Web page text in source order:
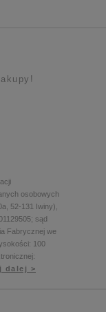
osobowych
52-131 Iwiny),
sąd
Fabrycznej we
100
dalej >